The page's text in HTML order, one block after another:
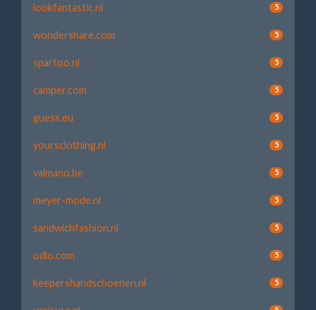
lookfantastic.nl 5
wondershare.com 5
spartoo.nl 5
camper.com 5
guess.eu 5
yoursclothing.nl 5
valmano.be 5
meyer-mode.nl 5
sandwichfashion.nl 5
odlo.com 5
keepershandschoenen.nl 5